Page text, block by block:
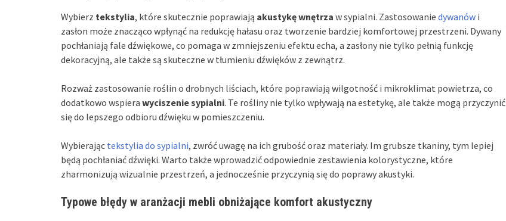
Wybierz tekstylia, które skutecznie poprawiają akustykę wnętrza w sypialni. Zastosowanie dywanów i
zasłon może znacząco wpłynąć na redukcję hałasu oraz tworzenie bardziej komfortowej przestrzeni. Dywany
pochłaniają fale dźwiękowe, co pomaga w zmniejszeniu efektu echa, a zasłony nie tylko pełnią funkcję
dekoracyjną, ale także są skuteczne w tłumieniu dźwięków z zewnątrz.
Rozważ zastosowanie roślin o drobnych liściach, które poprawiają wilgotność i mikroklimat powietrza, co
dodatkowo wspiera wyciszenie sypialni. Te rośliny nie tylko wpływają na estetykę, ale także mogą przyczynić
się do lepszego odbioru dźwięku w pomieszczeniu.
Wybierając tekstylia do sypialni, zwróć uwagę na ich grubość oraz materiały. Im grubsze tkaniny, tym lepiej
będą pochłaniać dźwięki. Warto także wprowadzić odpowiednie zestawienia kolorystyczne, które
zharmonizują wizualnie przestrzeń, a jednocześnie przyczynią się do poprawy akustyki.
Typowe błędy w aranżacji mebli obniżające komfort akustyczny